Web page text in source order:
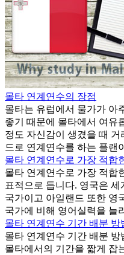
몰타 연계연수의 장점
몰타는 유럽에서 물가가 아
좋기 때문에 몰타에서 여유
정도 자신감이 생겼을 때
드로 연계연수를 하는 플랜
몰타 연계연수로 가장 적합
몰타 연계연수로 가장 적합
표적으로 듭니다. 영국은
국가이고 아일랜드 또한 영
국가에 비해 영어실력을 늘
몰타 연계연수 기간 배분
몰타 연계연수 기간 배분
몰타에서의 기간을 짧게 잡